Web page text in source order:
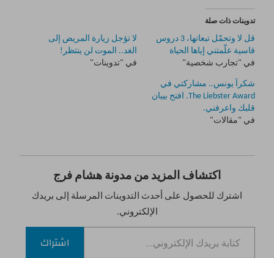
تدوينات ذات صلة
قل لا وتحمّل تبعاتها، 3 دروس
قاسية علّمتني إياها الحياة
في "تجارب شخصية"
لا تؤجل زيارة المريض إلى
الغد.. الموت لن ينتظر!
في "تدوينات"
شكراً يونس.. مشاركتي في
The Liebster Award. افتح بيبان
قلبك واعرفني.
في "مقالات"
اكتشاف المزيد من مدونة هشام فرج
اشترك للحصول على أحدث التدوينات المرسلة إلى بريدك
الإلكتروني.
كتابة بريدك الإلكتروني...
اشتراك